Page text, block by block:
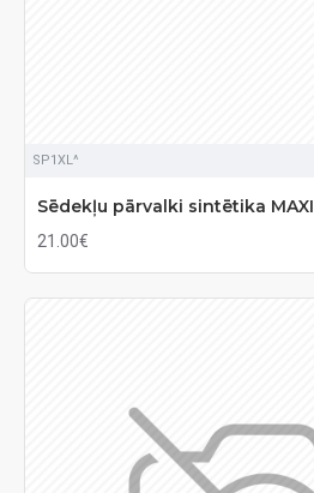
SP1XL^
Sēdekļu pārvalki sintētika MAXI
21.00€